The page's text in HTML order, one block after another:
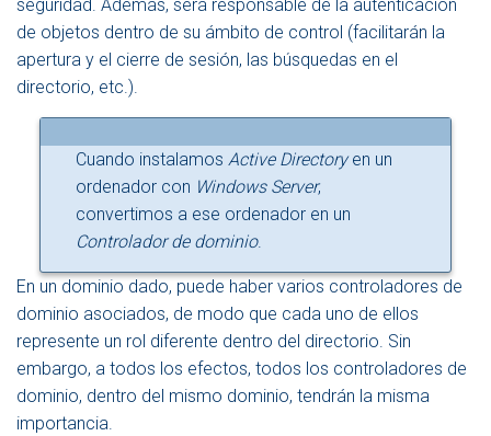
seguridad. Además, será responsable de la autenticación
de objetos dentro de su ámbito de control (facilitarán la
apertura y el cierre de sesión, las búsquedas en el
directorio, etc.).
Cuando instalamos Active Directoryen un
ordenador con Windows Server,
convertimos a ese ordenador en un
Controlador de dominio.
En un dominio dado, puede haber varios controladores de
dominio asociados, de modo que cada uno de ellos
represente un rol diferente dentro del directorio. Sin
embargo, a todos los efectos, todos los controladores de
dominio, dentro del mismo dominio, tendrán la misma
importancia.